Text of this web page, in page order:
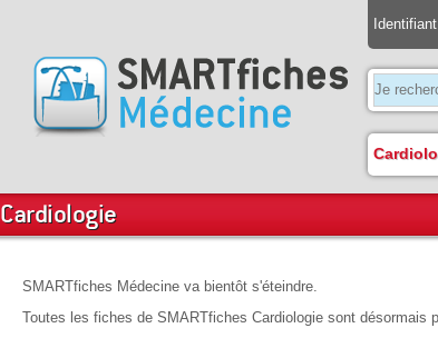
Identifiant
Cardiologie
SMARTfiches Médecine va bientôt s'éteindre.
Toutes les fiches de SMARTfiches Cardiologie sont désormais